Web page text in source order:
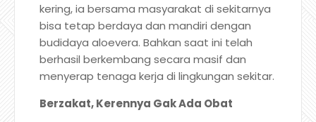
kering, ia bersama masyarakat di sekitarnya
bisa tetap berdaya dan mandiri dengan
budidaya aloevera. Bahkan saat ini telah
berhasil berkembang secara masif dan
menyerap tenaga kerja di lingkungan sekitar.
Berzakat, Kerennya Gak Ada Obat